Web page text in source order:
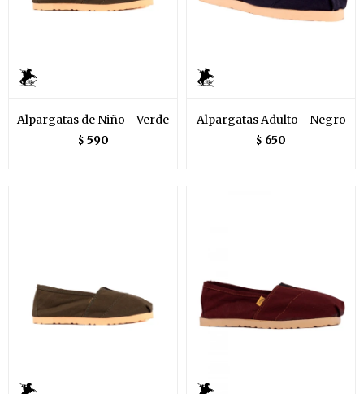
Alpargatas de Niño - Verde
$ 590
Alpargatas Adulto - Negro
$ 650